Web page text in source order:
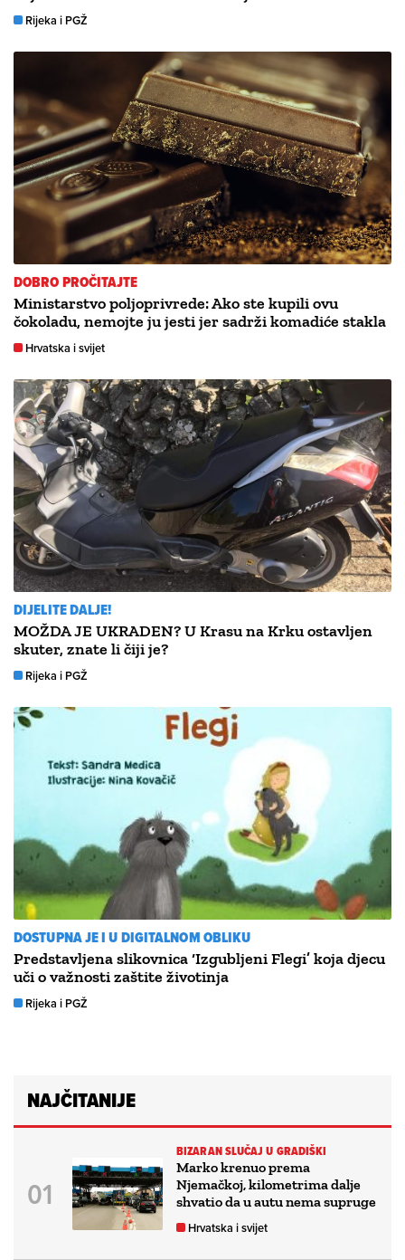
Rijeka i PGŽ
DOBRO PROČITAJTE
Ministarstvo poljoprivrede: Ako ste kupili ovu
čokoladu, nemojte ju jesti jer sadrži komadiće stakla
Hrvatska i svijet
DIJELITE DALJE!
MOŽDA JE UKRADEN? U Krasu na Krku ostavljen
skuter, znate li čiji je?
Rijeka i PGŽ
DOSTUPNA JE I U DIGITALNOM OBLIKU
Predstavljena slikovnica ‘Izgubljeni Flegi’ koja djecu
uči o važnosti zaštite životinja
Rijeka i PGŽ
NAJČITANIJE
BIZARAN SLUČAJ U GRADIŠKI
Marko krenuo prema
Njemačkoj, kilometrima dalje
shvatio da u autu nema supruge
Hrvatska i svijet